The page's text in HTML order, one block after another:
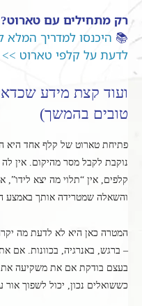
רק מתחילים עם טארוט?
📚 היכנסו למדריך
לדעת על קלפי טארוט >>
ועוד קצת מידע
טובים בהמשך)
פתיחת טארוט של קלף אחד היא
נוקבת לקבל מסר מהיקום. אין
קלפים, אין “תלוי מה יצא
והשאלה שמטרידה אותך באמצע
המטרה כאן היא לא לדעת מה
– ברגש, באנרגיה, בכוונות.
בעצם בודקת אם את משקיעה את
כששואלים נכון, יכול לשפוך